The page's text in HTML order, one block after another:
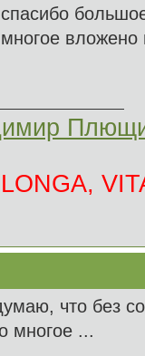
вложено
что без
многое ...